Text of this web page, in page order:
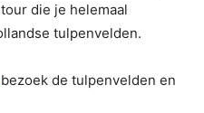
die je helemaal
tulpenvelden.
de tulpenvelden en